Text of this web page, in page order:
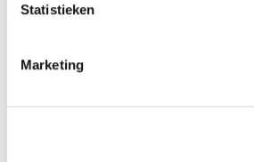
Statistieken
Marketing